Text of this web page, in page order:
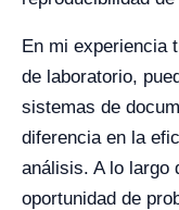
En mi experiencia
de laboratorio,
sistemas de
diferencia en la
análisis. A lo largo
oportunidad de